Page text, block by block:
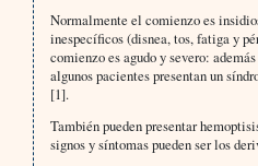
Normalmente el comienzo es
inespecíficos (disnea, tos, fatiga y
comienzo es agudo y severo:
algunos pacientes presentan un
[1].
También pueden presentar
signos y síntomas pueden ser los